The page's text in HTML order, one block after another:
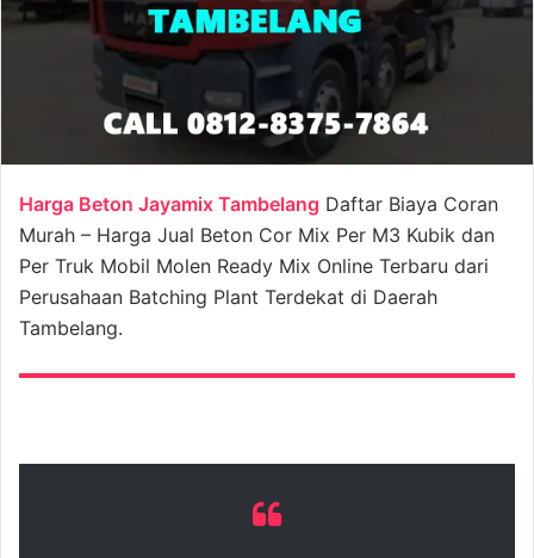
Harga Beton Jayamix Tambelang Daftar Biaya Coran
Murah – Harga Jual Beton Cor Mix Per M3 Kubik dan
Per Truk Mobil Molen Ready Mix Online Terbaru dari
Perusahaan Batching Plant Terdekat di Daerah
Tambelang.